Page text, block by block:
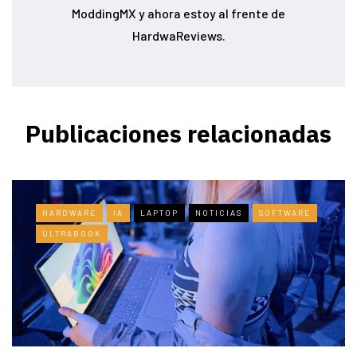
ModdingMX y ahora estoy al frente de
HardwaReviews.
Publicaciones relacionadas
HARDWARE IA LAPTOP NOTICIAS SOFTWARE
ULTRABOOK